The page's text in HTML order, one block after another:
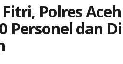
Polres
Personel dan